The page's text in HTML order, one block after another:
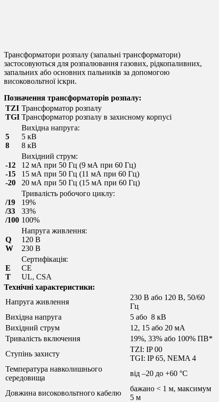
Трансформатори розпалу (запальні трансформатори)
застосовуються для розпалювання газових, рідкопаливних,
запальних або основних пальників за допомогою
високовольтної іскри.
Позначення трансформаторів розпалу:
TZI
TGI
Трансформатор розпалу
Трансформатор розпалу в захисному корпусі
5
8
Вихідна напруга:
5 кВ
8 кВ
-12
-15
-20
Вихідний струм:
12 мА при 50 Гц (9 мА при 60 Гц)
15 мА при 50 Гц (11 мА при 60 Гц)
20 мА при 50 Гц (15 мА при 60 Гц)
/19
/33
/100
Тривалість робочого циклу:
19%
33%
100%
Q
W
Напруга живлення:
120 В
230 В
E
T
Сертифікація:
CE
UL, CSA
Технічні характеристики:
Напруга живлення
230 В або 120 В, 50/60
Гц
Вихідна напруга
5 або 8 кВ
Вихідний струм
12, 15 або 20 мА
Тривалість включення
19%, 33% або 100% ПВ*
Ступінь захисту
TZI: IP 00
TGI: IP 65, NEMA 4
Температура навколишнього
середовища
від –20 до +60 °C
Довжина високовольтного кабелю
бажано < 1 м, максимум
5 м